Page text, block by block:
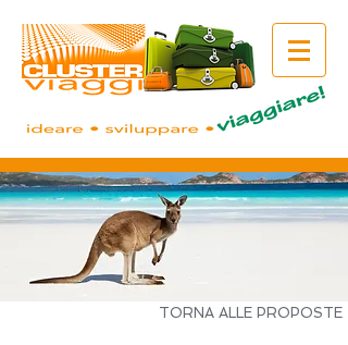
TORNA ALLE PROPOSTE